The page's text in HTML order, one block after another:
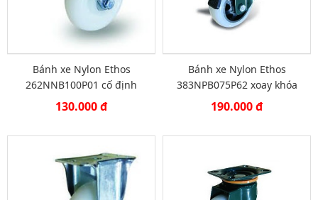
Bánh xe Nylon Ethos
262NNB100P01 cố định
130.000 đ
Bánh xe Nylon Ethos
383NPB075P62 xoay khóa
190.000 đ